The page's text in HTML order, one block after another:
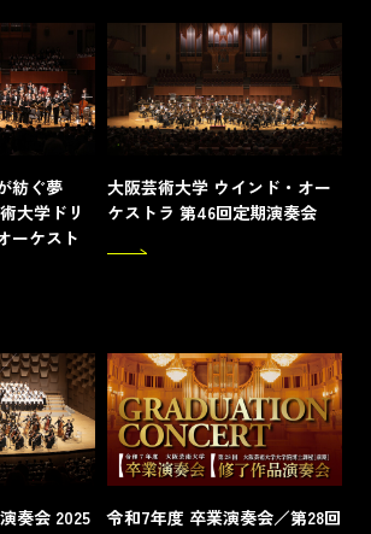
紡ぐ夢
大学ドリ
ーケスト
大阪芸術大学 ウインド・オー
ケストラ 第46回定期演奏会
奏会 2025
令和7年度 卒業演奏会／第28回